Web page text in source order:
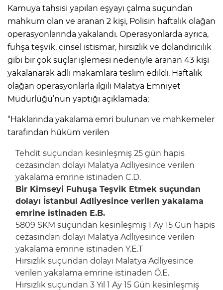
Kamuya tahsisi yapılan eşyayı çalma suçundan
mahkum olan ve aranan 2 kişi, Polisin haftalık olağan
operasyonlarında yakalandı. Operasyonlarda ayrıca,
fuhşa teşvik, cinsel istismar, hırsızlık ve dolandırıcılık
gibi bir çok suçlar işlemesi nedeniyle aranan 43 kişi
yakalanarak adli makamlara teslim edildi. Haftalık
olağan operasyonlarla ilgili Malatya Emniyet
Müdürlüğü’nün yaptığı açıklamada;
“Haklarında yakalama emri bulunan ve mahkemeler
tarafından hüküm verilen
Tehdit suçundan kesinleşmiş 25 gün hapis
cezasından dolayı Malatya Adliyesince verilen
yakalama emrine istinaden C.D.
Bir Kimseyi Fuhuşa Teşvik Etmek suçundan
dolayı İstanbul Adliyesince verilen yakalama
emrine istinaden E.B.
5809 SKM suçundan kesinleşmiş 1 Ay 15 Gün hapis
cezasından dolayı Malatya Adliyesince verilen
yakalama emrine istinaden Y.E.T
Hırsızlık suçundan dolayı Malatya Adliyesince
verilen yakalama emrine istinaden Ö.E.
Hırsızlık suçundan 3 Yıl 1 Ay 15 Gün kesinleşmiş